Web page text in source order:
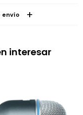
envío
interesar